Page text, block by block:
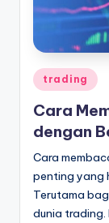
Posted
in
trading
Cara
dengan
Cara
penting yang
Terutama
dunia trading.